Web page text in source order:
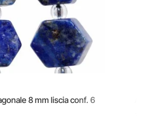
8 mm liscia conf. 6